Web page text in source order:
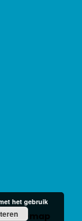
Sitemap
het gebruik